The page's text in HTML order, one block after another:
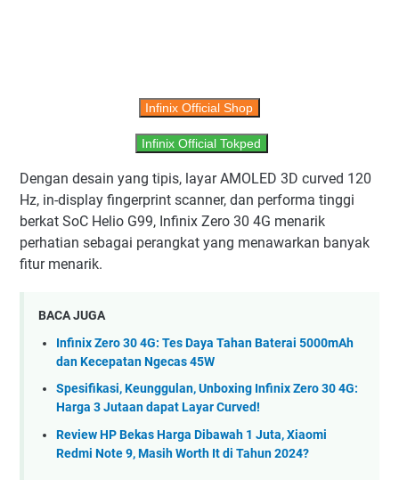
Infinix Official Shop
Infinix Official Tokped
Dengan desain yang tipis, layar AMOLED 3D curved 120
Hz, in-display fingerprint scanner, dan performa tinggi
berkat SoC Helio G99, Infinix Zero 30 4G menarik
perhatian sebagai perangkat yang menawarkan banyak
fitur menarik.
BACA JUGA
Infinix Zero 30 4G: Tes Daya Tahan Baterai 5000mAh
dan Kecepatan Ngecas 45W
Spesifikasi, Keunggulan, Unboxing Infinix Zero 30 4G:
Harga 3 Jutaan dapat Layar Curved!
Review HP Bekas Harga Dibawah 1 Juta, Xiaomi
Redmi Note 9, Masih Worth It di Tahun 2024?